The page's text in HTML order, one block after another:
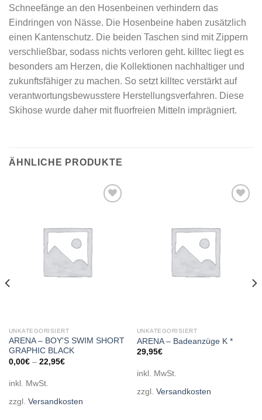
Schneefänge an den Hosenbeinen verhindern das
Eindringen von Nässe. Die Hosenbeine haben zusätzlich
einen Kantenschutz. Die beiden Taschen sind mit Zippern
verschließbar, sodass nichts verloren geht. killtec liegt es
besonders am Herzen, die Kollektionen nachhaltiger und
zukunftsfähiger zu machen. So setzt killtec verstärkt auf
verantwortungsbewusstere Herstellungsverfahren. Diese
Skihose wurde daher mit fluorfreien Mitteln imprägniert.
ÄHNLICHE PRODUKTE
UNKATEGORISIERT
ARENA – BOY'S SWIM SHORT
GRAPHIC BLACK
0,00€– 22,95€
inkl. MwSt.
zzgl. Versandkosten
UNKATEGORISIERT
ARENA – Badeanzüge K *
29,95€
inkl. MwSt.
zzgl. Versandkosten